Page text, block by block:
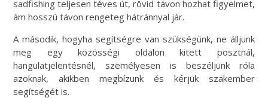
sadfishing teljesen téves út, rövid távon hozhat figyelmet,
ám hosszú távon rengeteg hátránnyal jár.
A második, hogyha segítségre van szükségünk, ne álljunk
meg egy közösségi oldalon kitett posztnál,
hangulatjelentésnél, személyesen is beszéljünk róla
azoknak, akikben megbízunk és kérjük szakember
segítségét is.